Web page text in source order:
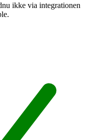
ikke via integrationen